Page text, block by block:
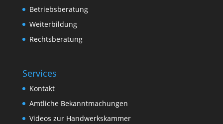
Betriebsberatung
Weiterbildung
Rechtsberatung
Services
Kontakt
Amtliche Bekanntmachungen
Videos zur Handwerkskammer